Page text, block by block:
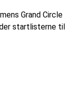
Grand Circle
startlisterne til